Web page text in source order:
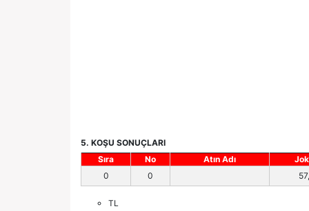
5. KOŞU SONUÇLARI
Sıra
No Atın Adı
0
0
TL